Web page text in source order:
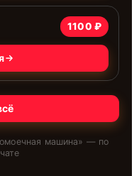
1100 ₽
машина» — по